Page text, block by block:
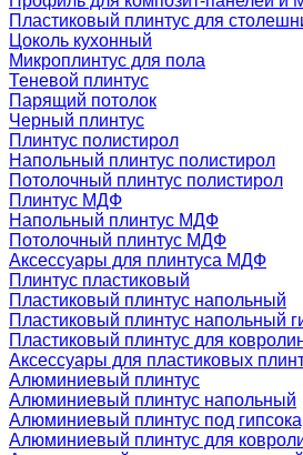
Пластиковый плинтус для
Цоколь кухонный
Микроплинтус для пола
Теневой плинтус
Парящий потолок
Черный плинтус
Плинтус полистирол
Напольный плинтус полистирол
Потолочный плинтус полистирол
Плинтус МДФ
Напольный плинтус МДФ
Потолочный плинтус МДФ
Аксессуары для плинтуса МДФ
Плинтус пластиковый
Пластиковый плинтус напольный
Пластиковый плинтус напольный
Пластиковый плинтус для
Аксессуары для пластиковых
Алюминиевый плинтус
Алюминиевый плинтус напольный
Алюминиевый плинтус под
Алюминиевый плинтус для